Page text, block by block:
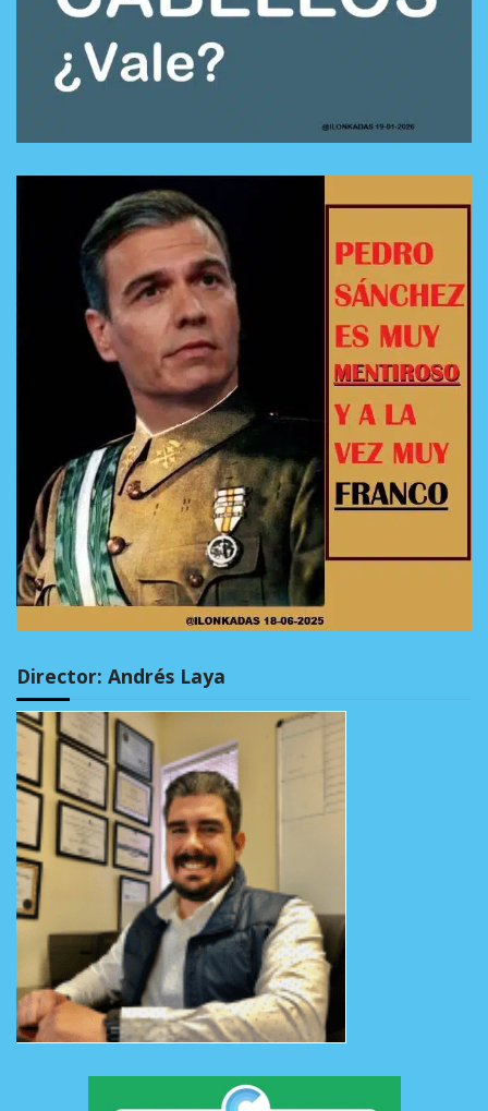
Director: Andrés Laya